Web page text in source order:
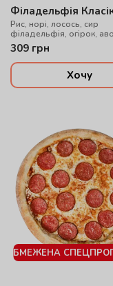
Філадельфія
Рис, норі, лосось, сир
філадельфія, огірок,
309 грн
Хочу
ОБМЕЖЕНА